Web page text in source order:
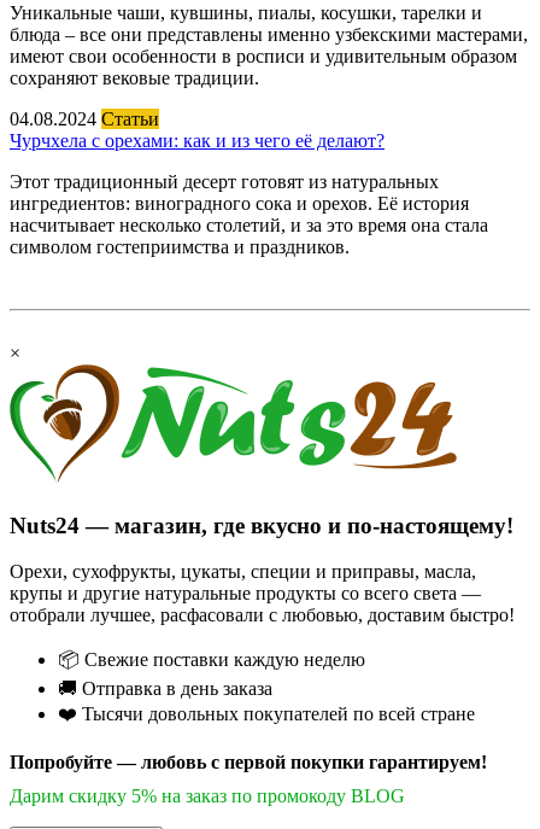
Уникальные чаши, кувшины, пиалы, косушки, тарелки и
блюда – все они представлены именно узбекскими мастерами,
имеют свои особенности в росписи и удивительным образом
сохраняют вековые традиции.
04.08.2024 Статьи
Чурчхела с орехами: как и из чего её делают?
Этот традиционный десерт готовят из натуральных
ингредиентов: виноградного сока и орехов. Её история
насчитывает несколько столетий, и за это время она стала
символом гостеприимства и праздников.
×
Nuts24 — магазин, где вкусно и по-настоящему!
Орехи, сухофрукты, цукаты, специи и приправы, масла,
крупы и другие натуральные продукты со всего света —
отобрали лучшее, расфасовали с любовью, доставим быстро!
📦 Свежие поставки каждую неделю
🚚 Отправка в день заказа
❤️ Тысячи довольных покупателей по всей стране
Попробуйте — любовь с первой покупки гарантируем!
Дарим скидку 5% на заказ по промокоду BLOG